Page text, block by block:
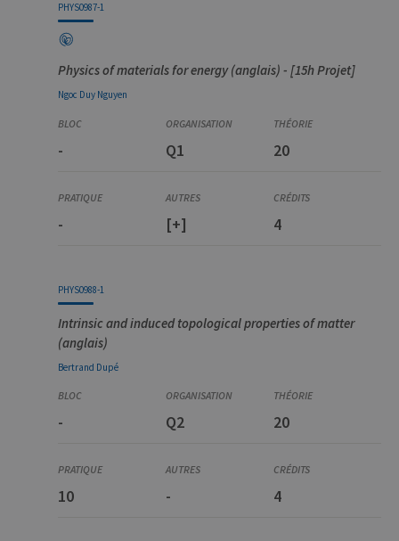
PHYS0987-1
Physics of materials for energy (anglais) - [15h Projet]
Ngoc Duy Nguyen
- Q1 20
- [+] 4
PHYS0988-1
Intrinsic and induced topological properties of matter
(anglais)
Bertrand Dupé
- Q2 20
10 - 4